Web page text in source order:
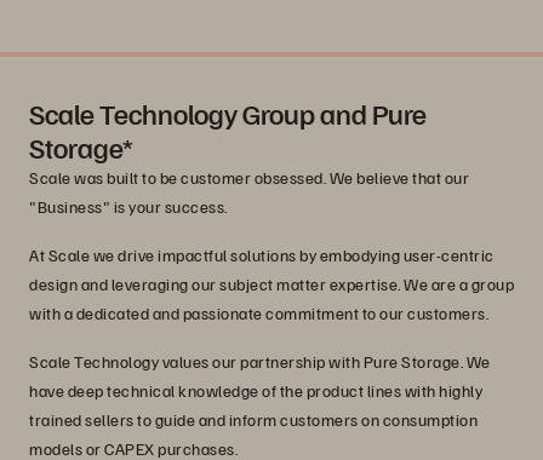
Scale Technology Group and Pure
Storage*
Scale was built to be customer obsessed. We believe that our
"Business" is your success.
At Scale we drive impactful solutions by embodying user-centric
design and leveraging our subject matter expertise. We are a group
with a dedicated and passionate commitment to our customers.
Scale Technology values our partnership with Pure Storage. We
have deep technical knowledge of the product lines with highly
trained sellers to guide and inform customers on consumption
models or CAPEX purchases.